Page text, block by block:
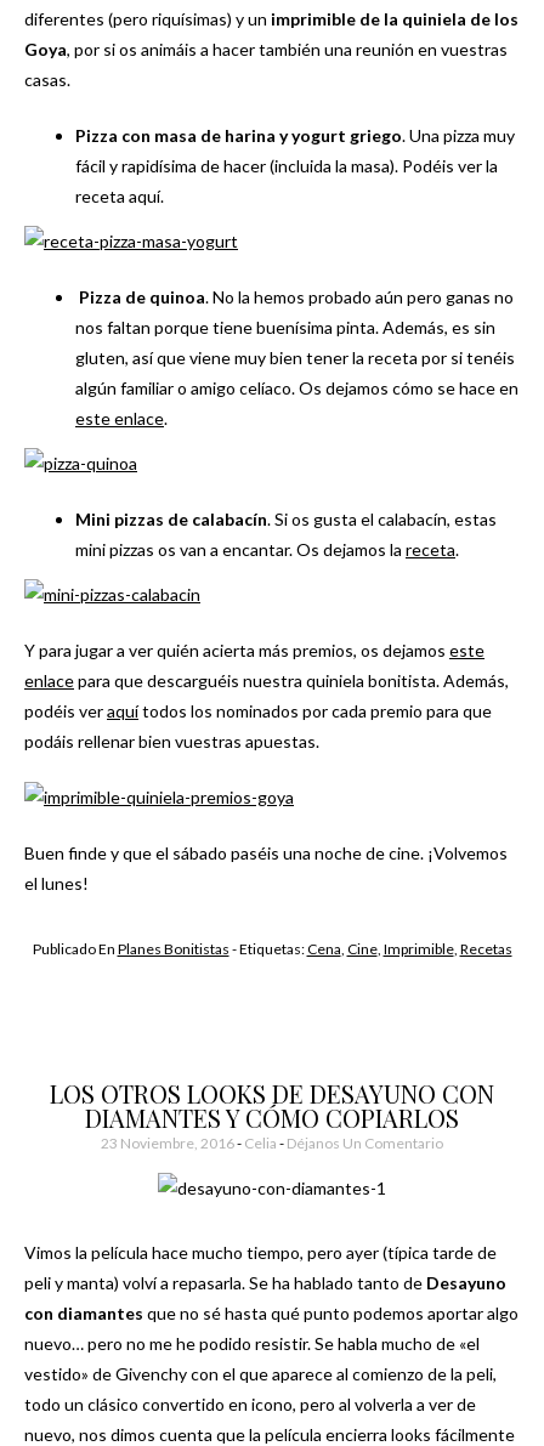
diferentes (pero riquísimas) y un imprimible de la quiniela de los
Goya, por si os animáis a hacer también una reunión en vuestras
casas.
Pizza con masa de harina y yogurt griego. Una pizza muy
fácil y rapidísima de hacer (incluida la masa). Podéis ver la
receta aquí.
Pizza de quinoa. No la hemos probado aún pero ganas no
nos faltan porque tiene buenísima pinta. Además, es sin
gluten, así que viene muy bien tener la receta por si tenéis
algún familiar o amigo celíaco. Os dejamos cómo se hace en
este enlace.
Mini pizzas de calabacín. Si os gusta el calabacín, estas
mini pizzas os van a encantar. Os dejamos la receta.
Y para jugar a ver quién acierta más premios, os dejamos este
enlacepara que descarguéis nuestra quiniela bonitista. Además,
podéis veraquítodos los nominados por cada premio para que
podáis rellenar bien vuestras apuestas.
Buen finde y que el sábado paséis una noche de cine. ¡Volvemos
el lunes!
Publicado En Planes Bonitistas - Etiquetas:Cena, Cine, Imprimible, Recetas
LOS OTROS LOOKS DE DESAYUNO CON
DIAMANTES Y CÓMO COPIARLOS
23 Noviembre, 2016- Celia Déjanos Un Comentario
Vimos la película hace mucho tiempo, pero ayer (típica tarde de
peli y manta) volví a repasarla. Se ha hablado tanto de Desayuno
con diamantes que no sé hasta qué punto podemos aportar algo
nuevo… pero no me he podido resistir. Se habla mucho de «el
vestido» de Givenchy con el que aparece al comienzo de la peli,
todo un clásico convertido en icono, pero al volverla a ver de
nuevo, nos dimos cuenta que la película encierra looks fácilmente